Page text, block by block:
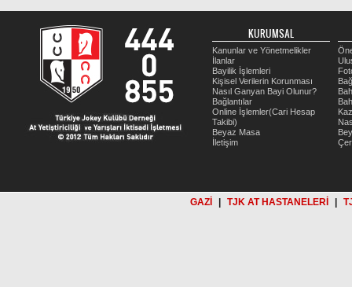
KURUMSAL
Kanunlar ve Yönetmelikler
İlanlar
Bayilik İşlemleri
Kişisel Verilerin Korunması
Nasıl Ganyan Bayi Olunur?
Bağlantılar
Online İşlemler(Cari Hesap
Takibi)
Beyaz Masa
İletişim
GAZİ TJK AT HASTANELERİ